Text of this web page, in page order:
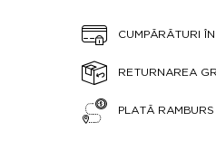
CUMPĂRĂTURI
RETURNAREA
PLATĂ RAMBURS